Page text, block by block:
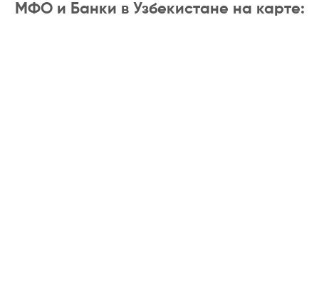
МФО и Банки в Узбекистане на карте: